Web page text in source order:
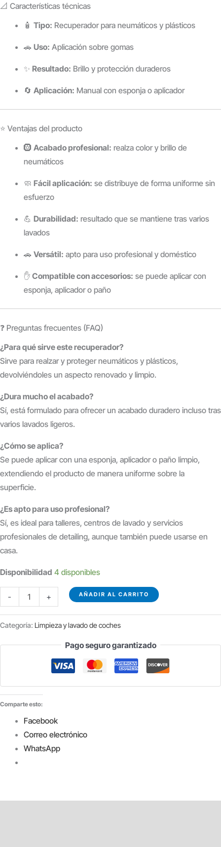
📐 Características técnicas
🧴 Tipo: Recuperador para neumáticos y plásticos
🚗 Uso: Aplicación sobre gomas
✨ Resultado: Brillo y protección duraderos
🔄 Aplicación: Manual con esponja o aplicador
⭐ Ventajas del producto
🛞 Acabado profesional: realza color y brillo de
neumáticos
🧼 Fácil aplicación: se distribuye de forma uniforme sin
esfuerzo
💪 Durabilidad: resultado que se mantiene tras varios
lavados
🚗 Versátil: apto para uso profesional y doméstico
✋ Compatible con accesorios: se puede aplicar con
esponja, aplicador o paño
❓ Preguntas frecuentes (FAQ)
¿Para qué sirve este recuperador?
Sirve para realzar y proteger neumáticos y plásticos,
devolviéndoles un aspecto renovado y limpio.
¿Dura mucho el acabado?
Sí, está formulado para ofrecer un acabado duradero incluso tras
varios lavados ligeros.
¿Cómo se aplica?
Se puede aplicar con una esponja, aplicador o paño limpio,
extendiendo el producto de manera uniforme sobre la
superficie.
¿Es apto para uso profesional?
Sí, es ideal para talleres, centros de lavado y servicios
profesionales de detailing, aunque también puede usarse en
casa.
Disponibilidad 4 disponibles
-
RECUPERADOR
DE
NEÚMATICOS
PLÁSTICOS
ML
cantidad
+ AÑADIR AL CARRITO
Categoría: Limpieza y lavado de coches
Pago seguro garantizado
Comparte esto:
Facebook
Correo electrónico
WhatsApp